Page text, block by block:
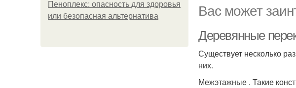
Пеноплекс: опасность для здоровья
или безопасная альтернатива
Вас может
Деревянные
Существует несколько
них.
Межэтажные . Такие